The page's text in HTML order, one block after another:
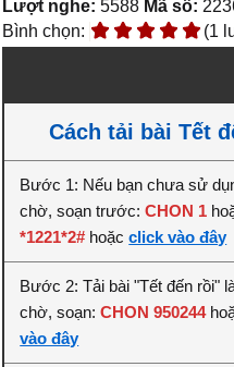
Lượt nghe: 5588 Mã số:
Bình chọn:
(1
Cách tải bài Tết
Bước 1: Nếu bạn chưa sử
chờ, soạn trước:CHON 1
*1221*2# hoặcclick vào đây
Bước 2: Tải bài "Tết đến rồi"
chờ, soạn:CHON 950244
vào đây